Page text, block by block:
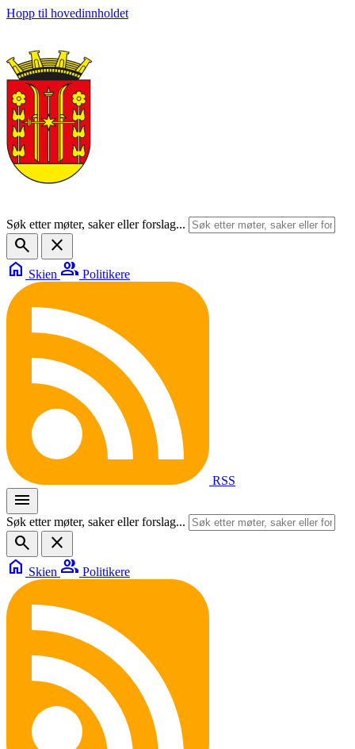
Hopp til hovedinnholdet
Søk etter møter, saker eller forslag...
search
close
home Skien group Politikere
RSS
menu
Søk etter møter, saker eller forslag...
search
close
home Skien group Politikere